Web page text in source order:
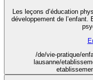
Les leçons d’éducation
développement de
/de/vie-pratique/
lausanne/